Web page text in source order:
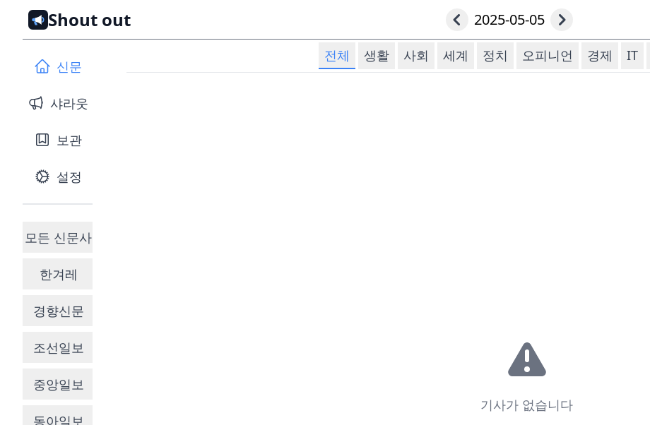
Shout out 2025-05-05
신문
샤라웃
보관
설정
모든 신문사
한겨레
경향신문
조선일보
중앙일보
동아일보
전체 생활 사회 세계 정치 오피니언 경제 IT
기사가 없습니다